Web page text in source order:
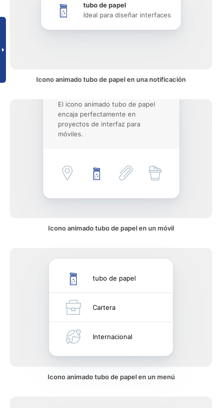
tubo de papel
Ideal para diseñar interfaces
Icono animado tubo de papel en una notificación
El icono animado tubo de papel
encaja perfectamente en
proyectos de interfaz para
móviles.
Icono animado tubo de papel en un móvil
tubo de papel
Cartera
Internacional
Icono animado tubo de papel en un menú